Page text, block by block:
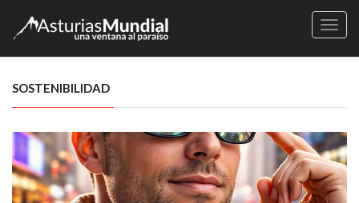
SOSTENIBILIDAD